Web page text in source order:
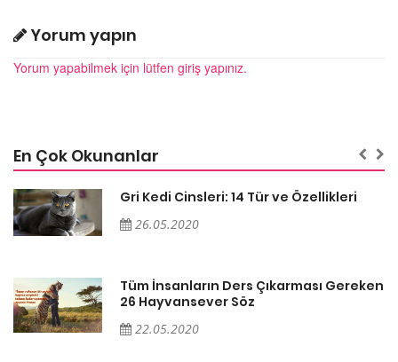
Yorum yapın
Yorum yapabilmek için lütfen giriş yapınız.
En Çok Okunanlar
Gri Kedi Cinsleri: 14 Tür ve Özellikleri
26.05.2020
Tüm İnsanların Ders Çıkarması Gereken
26 Hayvansever Söz
22.05.2020